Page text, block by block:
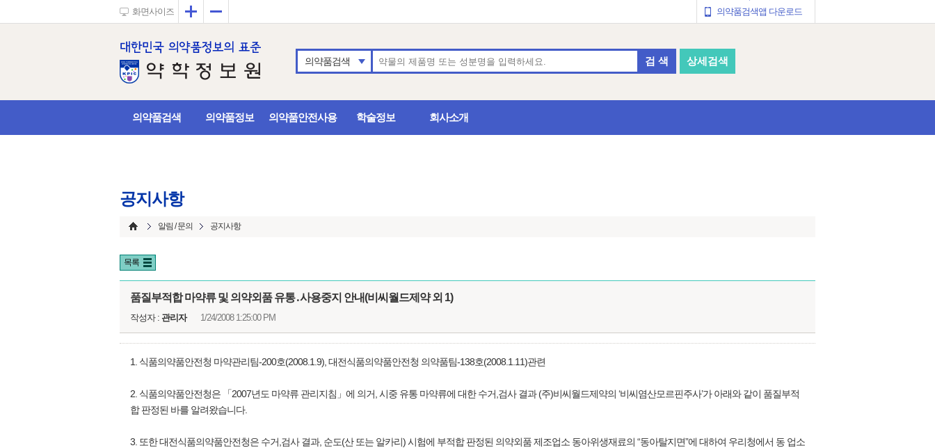
화면사이즈 확대 의약품검색앱 다운로드
의약품검색 검 색 상세검색
의약품검색 의약품정보 의약품안전사용 학술정보 회사소개
공지사항
알림 / 문의 공지사항
목록
품질부적합 마약류 및 의약외품 유통․사용중지 안내(비씨월드제약 외 1)
작성자 : 관리자 1/24/2008 1:25:00 PM
1. 식품의약품안전청 마약관리팀-200호(2008.1.9), 대전식품의약품안전청 의약품팀-138호(2008.1.11)관련
2. 식품의약품안전청은 「2007년도 마약류 관리지침」에 의거, 시중 유통 마약류에 대한 수거,검사 결과 (주)비씨월드제약의 ‘비씨염산모르핀주사’가 아래와 같이 품질부적
합 판정된 바를 알려왔습니다.
3. 또한 대전식품의약품안전청은 수거,검사 결과, 순도(산 또는 알카리) 시험에 부적합 판정된 의약외품 제조업소 동아위생재료의 “동아탈지면”에 대하여 우리청에서 동 업소